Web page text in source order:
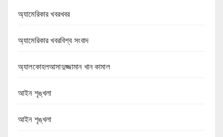
অ্যামেরিকার খবরখবর
অ্যামেরিকার খবরবিশ্ব সংবাদ
অ্যালকোহলআসাদুজ্জামান খান কামাল
আইন শৃঙ্খলা
আইন শৃঙ্খলা